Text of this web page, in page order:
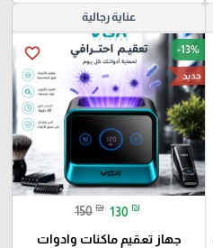
عناية رجالية
favorite_border -13%
جديد
150 ₪ 130 ₪
جهاز تعقيم ماكنات وادوات